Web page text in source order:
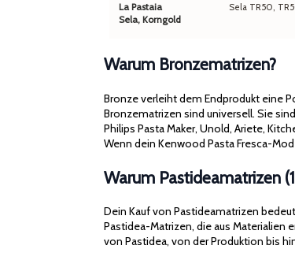
La Pastaia
Sela, Korngold
Sela TR50,
Warum Bronzematrizen?
Bronze verleiht dem Endprodukt eine
Bronzematrizen sind universell. Sie
Philips Pasta Maker, Unold, Ariete,
Wenn dein Kenwood Pasta Fresca-
Warum Pastideamatrizen
Dein Kauf von Pastideamatrizen
Pastidea-Matrizen, die aus Materialien
von Pastidea, von der Produktion bis